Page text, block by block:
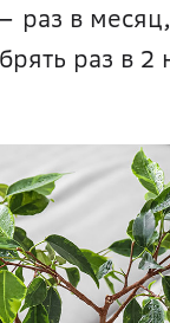
раз в
раз в 2